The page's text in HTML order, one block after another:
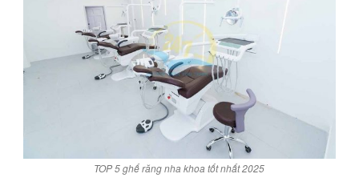
TOP 5 ghế răng nha khoa tốt nhất 2025